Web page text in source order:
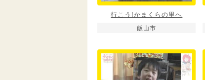
行こう!かまくらの里へ
飯山市